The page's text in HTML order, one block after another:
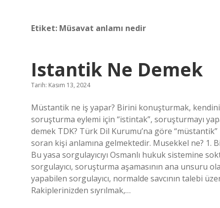
Etiket: Müsavat anlamı nedir
Istantik Ne Demek
Tarih: Kasım 13, 2024
Müstantik ne iş yapar? Birini konuşturmak,
soruşturma eylemi için “istintak”, soruşturmayı
demek TDK? Türk Dil Kurumu’na göre
soran kişi anlamına gelmektedir. Musekkel ne?
Bu yasa sorgulayıcıyı Osmanlı hukuk sistemine
sorgulayıcı, soruşturma aşamasının ana unsuru
yapabilen sorgulayıcı, normalde savcının talebi
Rakiplerinizden sıyrılmak,…